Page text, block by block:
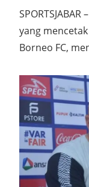
yang
Borneo FC,